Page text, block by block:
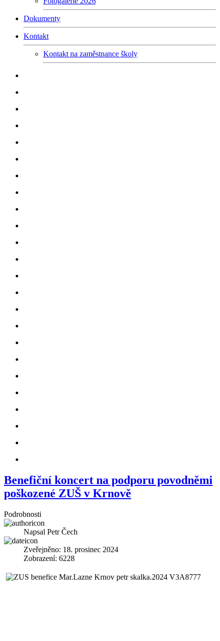
Dokumenty
Kontakt
Kontakt na zaměstnance školy
Benefiční koncert na podporu povodněmi
poškozené ZUŠ v Krnově
Podrobnosti
Napsal Petr Čech
Zveřejněno: 18. prosinec 2024
Zobrazení: 6228